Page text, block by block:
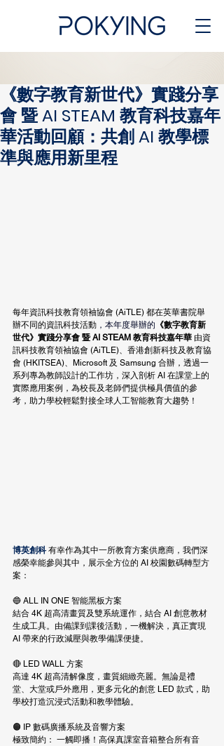
《數字教育新世代》實踐分享
會 暨 AI STEAM 教育科技嘉年
華活動回顧：共創 AI 教學標
準與應用新里程
每年資訊科技教育領袖協會 (AiTLE) 都在英華書院舉
辦不同的資訊科技活動 ，本年度舉辦的 《數字教育新
世代》實踐分享會 暨 AI STEAM 教育科技嘉年華 由資
訊科技教育領袖協會 (AiTLE)、 香港創新科技及教育協
會 (HKITSEA)、Microsoft 及 Samsung 合辦，透過一
系列專為教師設計的工作坊，深入剖析 AI 在課堂上的
實際應用案例，為校長及老師們提供極具價值的參
考，助力學校輕鬆對接全球人工智能教育大趨勢！
博英創科 有幸作為其中一所教育方案供應商，我們深
感榮幸能參與其中，展示全方位的 AI 校園數碼轉型方
案：
🔵 ALL IN ONE 智能黑板方案
結合 4K 超高清畫質及雙系統運作，結合 AI 創意教材
生成工具。由備課到課後活動，一機解決，真正實現
AI 帶來的行政減壓與教學備課便捷。
🔴 LED WALL 方案
高達 4K 超高清解像度，畫質細緻亮麗。無論是禮
堂、大堂或戶外應用，更多元化的創意 LED 款式，助
學校打造沉浸式活動和教學體驗。
🟠 IP 數碼廣播系統及音響方案
極致簡約： 一觸即播！高保真課室音箱整合所有音